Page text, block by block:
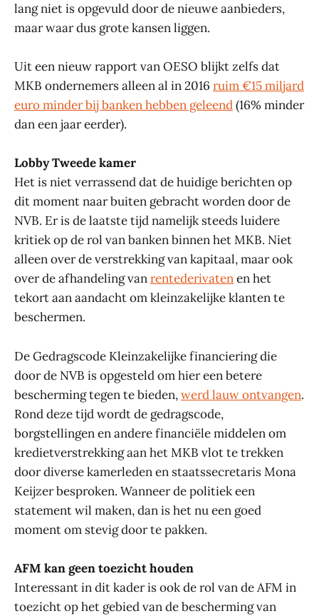
lang niet is opgevuld door de nieuwe aanbieders,
maar waar dus grote kansen liggen.
Uit een nieuw rapport van OESO blijkt zelfs dat
MKB ondernemers alleen al in 2016 ruim €15 miljard
euro minder bij banken hebben geleend(16% minder
dan een jaar eerder).
Lobby Tweede kamer
Het is niet verrassend dat de huidige berichten op
dit moment naar buiten gebracht worden door de
NVB. Er is de laatste tijd namelijk steeds luidere
kritiek op de rol van banken binnen het MKB. Niet
alleen over de verstrekking van kapitaal, maar ook
over de afhandeling vanrentederivatenen het
tekort aan aandacht om kleinzakelijke klanten te
beschermen.
De Gedragscode Kleinzakelijke financiering die
door de NVB is opgesteld om hier een betere
bescherming tegen te bieden,werd lauw ontvangen.
Rond deze tijd wordt de gedragscode,
borgstellingen en andere financiële middelen om
kredietverstrekking aan het MKB vlot te trekken
door diverse kamerleden en staatssecretaris Mona
Keijzer besproken. Wanneer de politiek een
statement wil maken, dan is het nu een goed
moment om stevig door te pakken.
AFM kan geen toezicht houden
Interessant in dit kader is ook de rol van de AFM in
toezicht op het gebied van de bescherming van